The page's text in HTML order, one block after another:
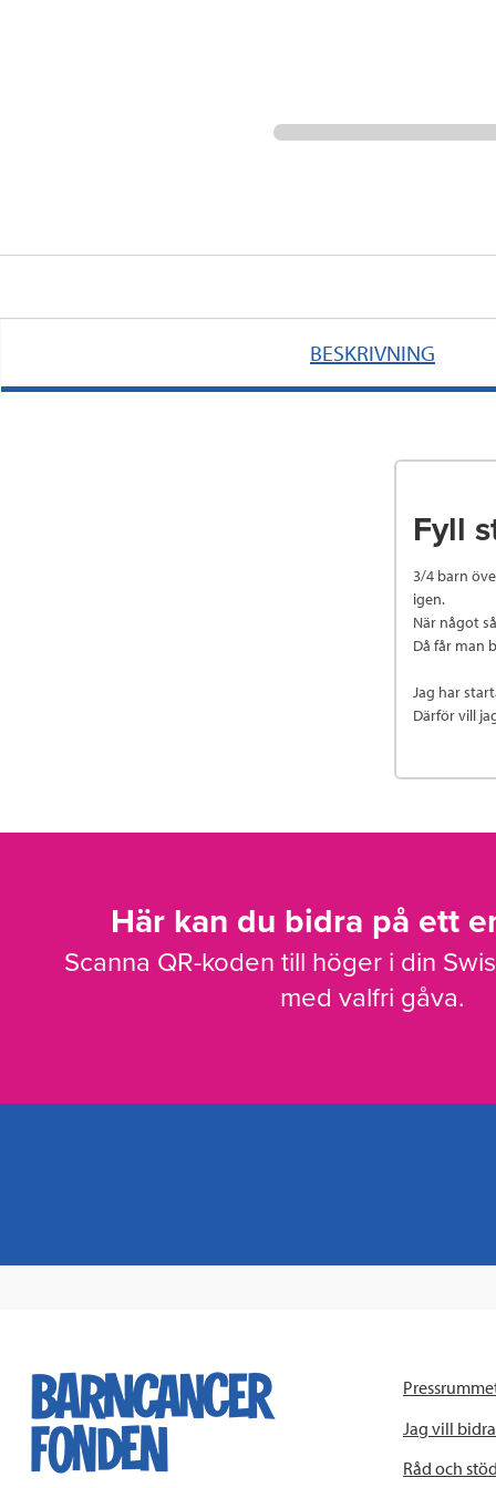
BESKRIVNING
Fyll
3/4 barn
igen.
När något
Då får man
Jag har
Därför vill
Här kan du bidra på ett
Scanna QR-koden till höger i din
med valfri gåva.
Jag vill bidra
Råd och